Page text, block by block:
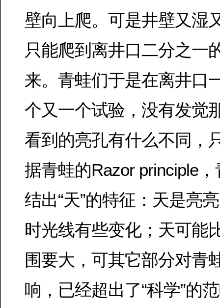
壁向上爬。可是井壁又湿
只能爬到离井口二分之一
来。青蛙们于是在离井口
个又一个试验，没有发觉
看到的亮孔有什么不同，
据青蛙的Razor principle
结出“天”的特征：天是亮
时光线有些变化；天可能
围要大，可其它部分对青
响，已经超出了“科学”的